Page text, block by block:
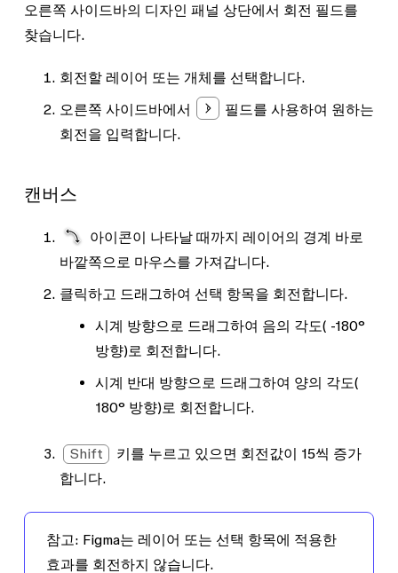
오른쪽 사이드바의 디자인 패널 상단에서 회전 필드를
찾습니다.
회전할 레이어 또는 개체를 선택합니다.
오른쪽 사이드바에서
필드를 사용하여 원하는
회전을 입력합니다.
캔버스
아이콘이 나타날 때까지 레이어의 경계 바로
바깥쪽으로 마우스를 가져갑니다.
클릭하고 드래그하여 선택 항목을 회전합니다.
시계 방향으로 드래그하여 음의 각도( -180°
방향)로 회전합니다.
시계 반대 방향으로 드래그하여 양의 각도(
180°방향)로 회전합니다.
Shift
키를 누르고 있으면 회전값이 15씩 증가
합니다.
참고: Figma는 레이어 또는 선택 항목에 적용한
효과를 회전하지 않습니다.